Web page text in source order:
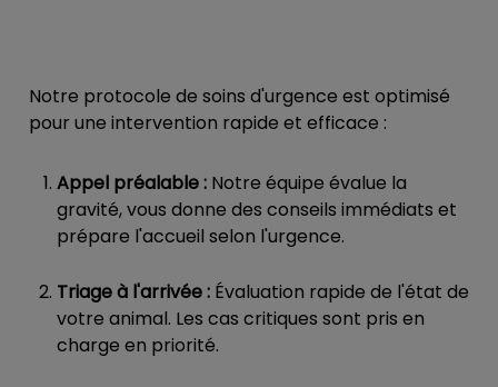
Notre protocole de soins d'urgence est optimisé
pour une intervention rapide et efficace :
Appel préalable : Notre équipe évalue la
gravité, vous donne des conseils immédiats et
prépare l'accueil selon l'urgence.
Triage à l'arrivée : Évaluation rapide de l'état de
votre animal. Les cas critiques sont pris en
charge en priorité.